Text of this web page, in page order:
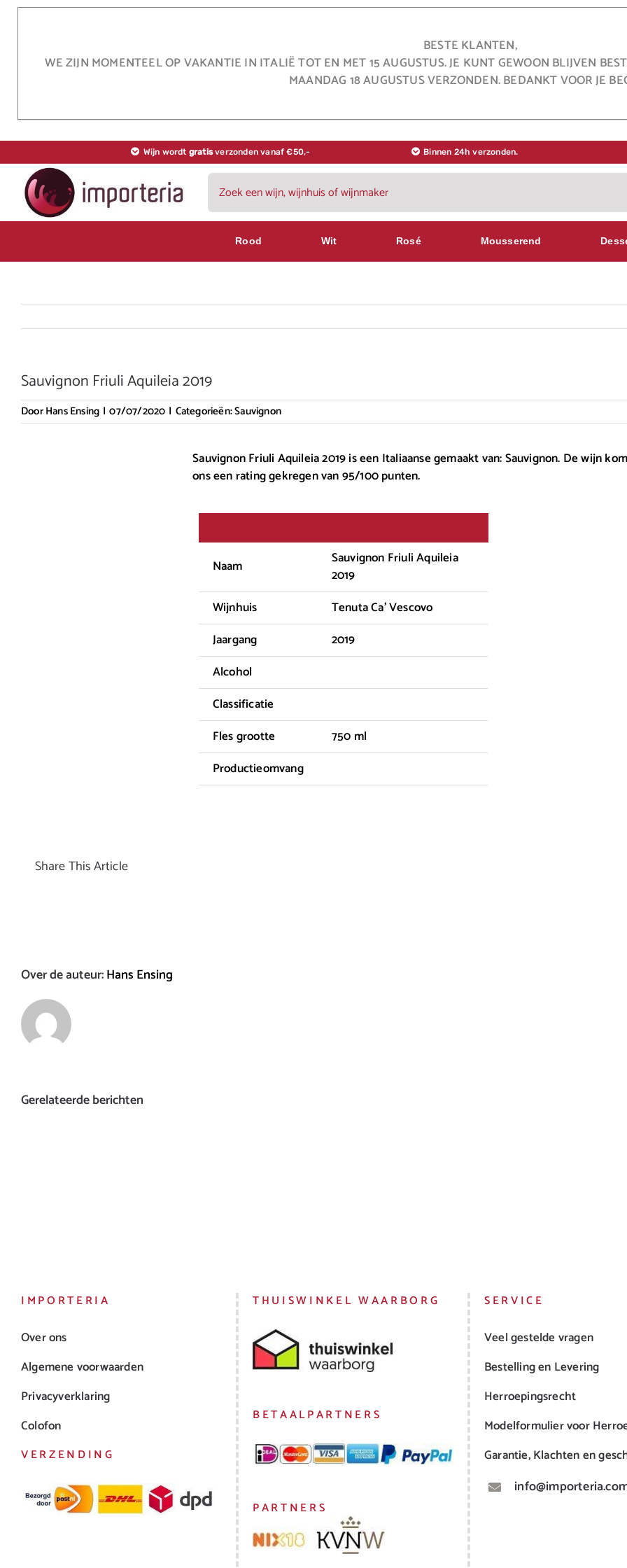
BESTE KLANTEN,
WE ZIJN MOMENTEEL OP VAKANTIE IN ITALIË TOT EN MET 15 AUGUSTUS. JE KUNT GEWOON BLIJVEN
MAANDAG 18 AUGUSTUS VERZONDEN. BEDANKT VOOR JE
Wijn wordt gratisverzonden vanaf €50,- Binnen 24h verzonden.
Zoeken
naar:
Rood Wit Rosé Mousserend
Sauvignon Friuli Aquileia 2019
DoorHans Ensing | 07/07/2020 | Categorieën:Sauvignon
Sauvignon Friuli Aquileia 2019 is een Italiaanse gemaakt van: Sauvignon. De wijn
ons een rating gekregen van 95/100 punten.
Naam
Sauvignon Friuli Aquileia
2019
Wijnhuis
Tenuta Ca' Vescovo
Jaargang
2019
Alcohol
Classificatie
Fles grootte
750 ml
Productieomvang
Share This Article
Over de auteur:Hans Ensing
Gerelateerde berichten
IMPORTERIA
Over ons
Algemene voorwaarden
Privacyverklaring
Colofon
VERZENDING
THUISWINKEL WAARBORG
BETAALPARTNERS
PARTNERS
SERVICE
Veel gestelde vragen
Bestelling en Levering
Herroepingsrecht
Modelformulier voor
Garantie, Klachten en